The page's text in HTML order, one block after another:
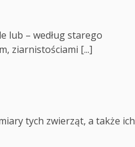
lub – według starego
ziarnistościami [...]
tych zwierząt, a także ich